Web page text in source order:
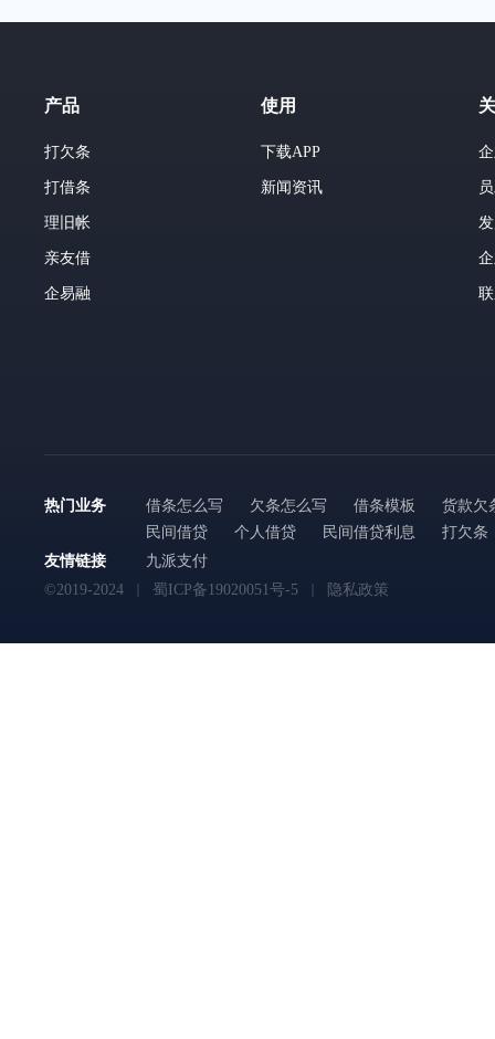
产品
打欠条
打借条
理旧帐
亲友借
企易融
使用
下载APP
新闻资讯
热门业务 借条怎么写 欠条怎么写 借条模板
货款欠
民间借贷
个人借贷 民间借贷利息
打欠条
友情链接
九派支付
©2019-2024
蜀ICP备19020051号-5 隐私政策